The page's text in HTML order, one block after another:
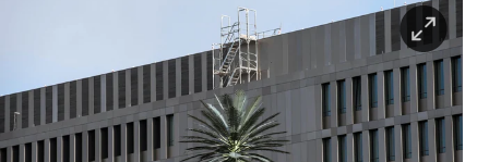
nord
wahrheit